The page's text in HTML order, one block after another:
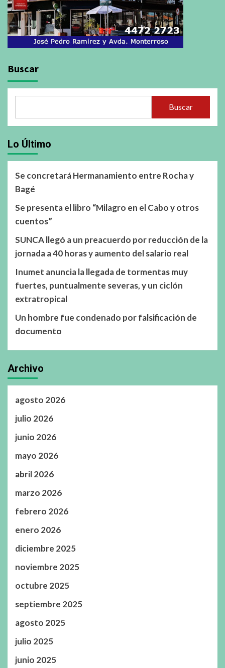
Buscar
Buscar
Lo Último
Se concretará Hermanamiento entre Rocha y
Bagé
Se presenta el libro “Milagro en el Cabo y otros
cuentos”
SUNCA llegó a un preacuerdo por reducción de la
jornada a 40 horas y aumento del salario real
Inumet anuncia la llegada de tormentas muy
fuertes, puntualmente severas, y un ciclón
extratropical
Un hombre fue condenado por falsificación de
documento
Archivo
agosto 2026
julio 2026
junio 2026
mayo 2026
abril 2026
marzo 2026
febrero 2026
enero 2026
diciembre 2025
noviembre 2025
octubre 2025
septiembre 2025
agosto 2025
julio 2025
junio 2025